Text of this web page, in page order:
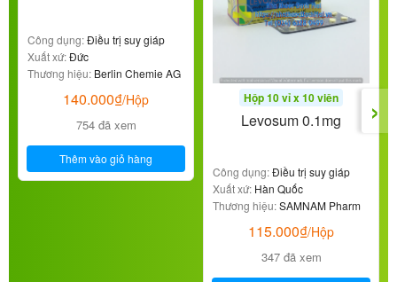
Công dụng:Điều trị suy giáp
Xuất xứ:Đức
Thương hiệu: Berlin Chemie AG
140.000₫/Hộp
754 đã xem
Thêm vào giỏ hàng
Hộp 10 vỉ x 10 viên
Levosum 0.1mg
Công dụng:Điều trị suy giáp
Xuất xứ: Hàn Quốc
Thương hiệu:SAMNAM Pharm
115.000₫/Hộp
347 đã xem
›